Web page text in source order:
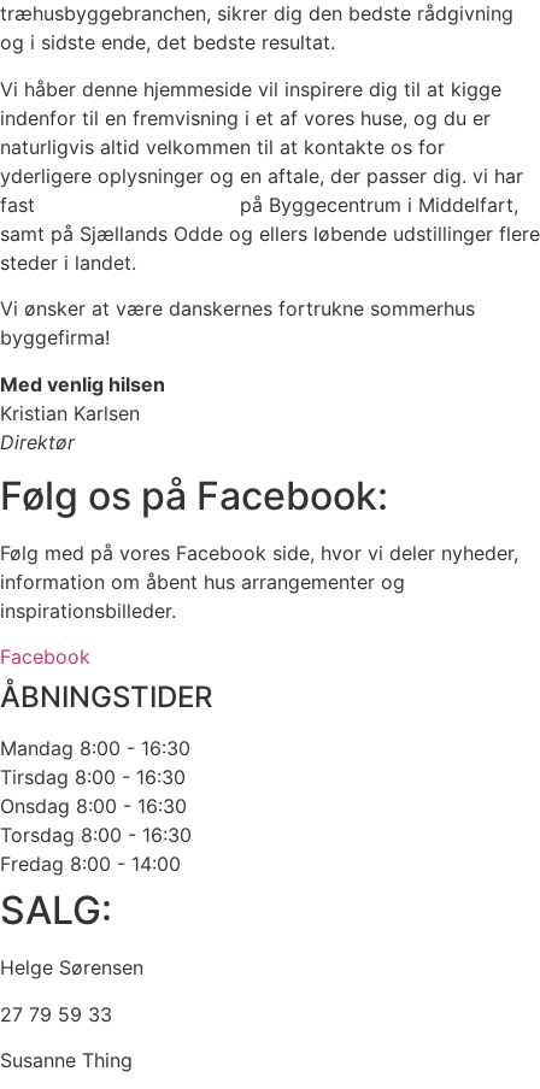
træhusbyggebranchen, sikrer dig den bedste rådgivning
og i sidste ende, det bedste resultat.
Vi håber denne hjemmeside vil inspirere dig til at kigge
indenfor til en fremvisning i et af vores huse, og du er
naturligvis altid velkommen til at kontakte os for
yderligere oplysninger og en aftale, der passer dig. vi har
fast
på Byggecentrum i Middelfart,
samt på Sjællands Odde og ellers løbende udstillinger flere
steder i landet.
Vi ønsker at være danskernes fortrukne sommerhus
byggefirma!
Med venlig hilsen
Kristian Karlsen
Direktør
Følg os på Facebook:
Følg med på vores Facebook side, hvor vi deler nyheder,
information om åbent hus arrangementer og
inspirationsbilleder.
Facebook
ÅBNINGSTIDER
Mandag 8:00 - 16:30
Tirsdag 8:00 - 16:30
Onsdag 8:00 - 16:30
Torsdag 8:00 - 16:30
Fredag 8:00 - 14:00
SALG:
Helge Sørensen
27 79 59 33
Susanne Thing